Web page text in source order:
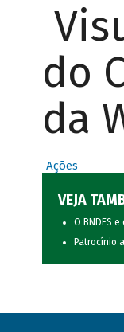
do
da
Ações
VEJA
O BNDES
Patrocínio